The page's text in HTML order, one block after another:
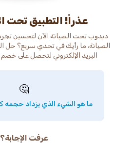
عذراً! التطبيق تحت
دبدوب تحت الصيانة الآن لتحسين
الصيانة، ما رأيك في تحدي سريع؟ حل
البريد الإلكتروني لتحصل على
🤔
ما هو الشيء الذي يزداد حجمه
عرفت الإجابة؟